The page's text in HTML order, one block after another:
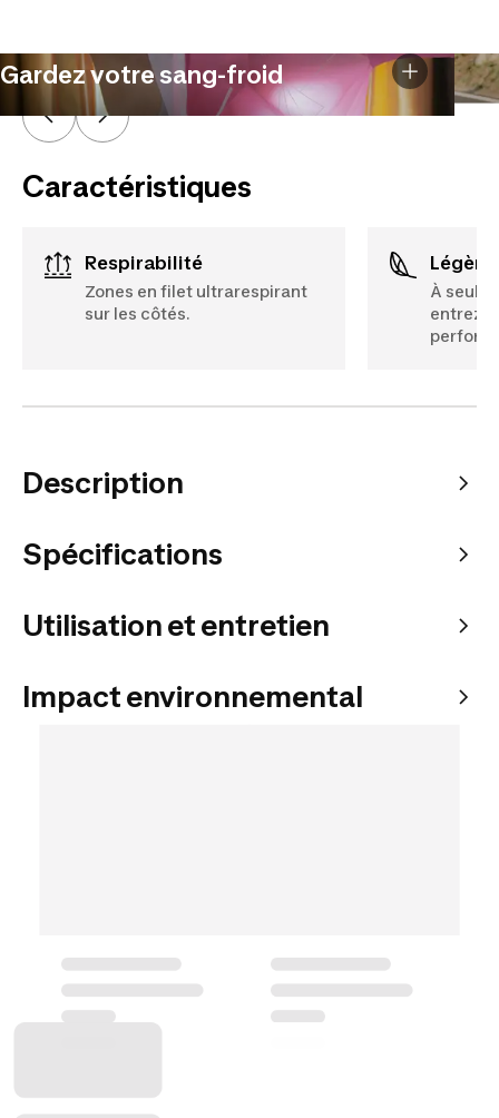
Gardez votre sang-froid
Caractéristiques
Respirabilité
Zones en filet ultrarespirant
sur les côtés.
À
entrez
Description
Spécifications
Utilisation et entretien
Impact environnemental